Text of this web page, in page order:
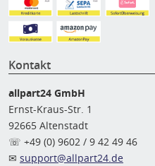
Kontakt
allpart24 GmbH
Ernst-Kraus-Str. 1
92665 Altenstadt
☏ +49 (0) 9602 / 9 42 49 46
✉ support@allpart24.de